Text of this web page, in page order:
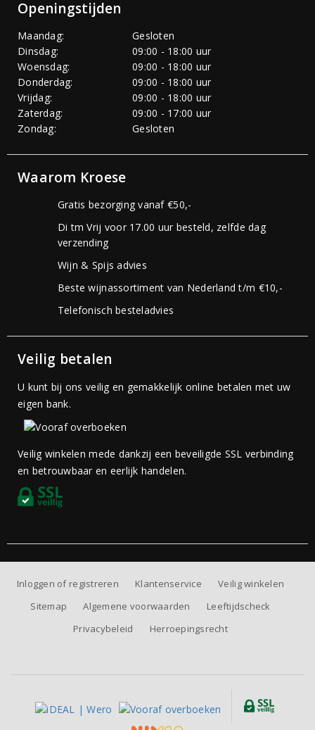
Openingstijden
Maandag:
Gesloten
Dinsdag:
09:00 - 18:00 uur
Woensdag:
09:00 - 18:00 uur
Donderdag:
09:00 - 18:00 uur
Vrijdag:
09:00 - 18:00 uur
Zaterdag:
09:00 - 17:00 uur
Zondag:
Gesloten
Waarom Kroese
Gratis bezorging vanaf €50,-
Di tm Vrij voor 17.00 uur besteld, zelfde dag
verzending
Wijn & Spijs advies
Beste wijnassortiment van Nederland t/m €10,-
Telefonisch besteladvies
Veilig betalen
U kunt bij ons veilig en gemakkelijk online betalen met uw
eigen bank.
Veilig winkelen mede dankzij een beveiligde SSL verbinding
en betrouwbaar en eerlijk handelen.
Inloggen of registreren Klantenservice
Veilig winkelen
Sitemap
Algemene voorwaarden
Leeftijdscheck
Privacybeleid
Herroepingsrecht